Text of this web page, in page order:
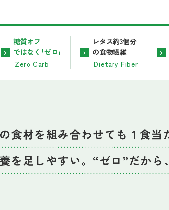
糖質オフ
ではなく｢ゼロ｣
Zero Carb
レタス約3個分
の食物繊維
Dietary Fiber